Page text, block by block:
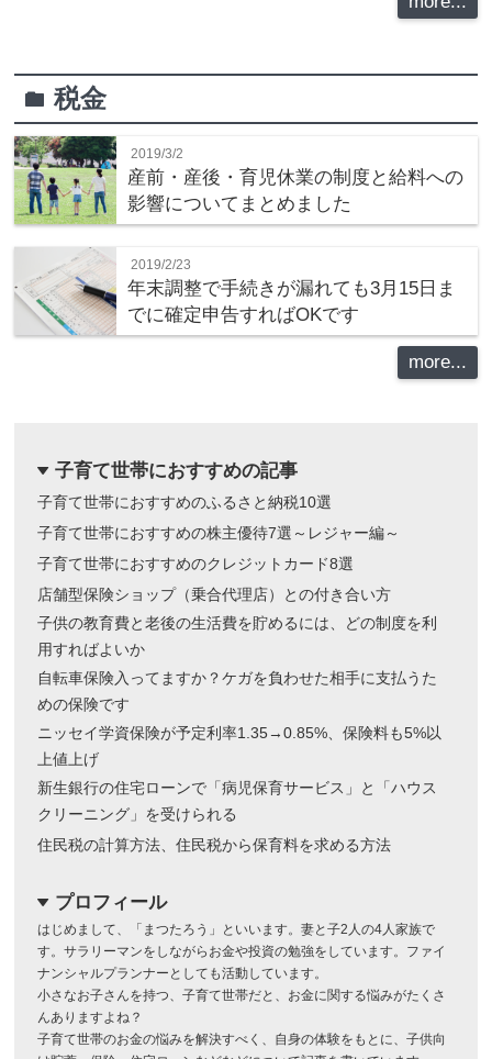
folder税金
2019/3/2
産前・産後・育児休業の制度と給料への
影響についてまとめました
2019/2/23
年末調整で手続きが漏れても3月15日ま
でに確定申告すればOKです
more...
dropdown 子育て世帯におすすめの記事
子育て世帯におすすめのふるさと納税10選
子育て世帯におすすめの株主優待7選～レジャー編～
子育て世帯におすすめのクレジットカード8選
店舗型保険ショップ（乗合代理店）との付き合い方
子供の教育費と老後の生活費を貯めるには、どの制度を利
用すればよいか
自転車保険入ってますか？ケガを負わせた相手に支払うた
めの保険です
ニッセイ学資保険が予定利率1.35→0.85%、保険料も5%以
上値上げ
新生銀行の住宅ローンで「病児保育サービス」と「ハウス
クリーニング」を受けられる
住民税の計算方法、住民税から保育料を求める方法
dropdown プロフィール
はじめまして、「まつたろう」といいます。妻と子2人の4人家族で
す。サラリーマンをしながらお金や投資の勉強をしています。ファイ
ナンシャルプランナーとしても活動しています。
小さなお子さんを持つ、子育て世帯だと、お金に関する悩みがたくさ
んありますよね？
子育て世帯のお金の悩みを解決すべく、自身の体験をもとに、子供向